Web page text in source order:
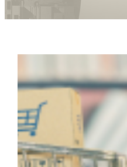
pénales pour protéger
défense à Amiens ou